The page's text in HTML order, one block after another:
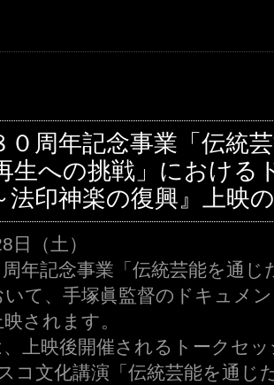
０周年記念事業「伝統
生への挑戦」における
法印神楽の復興』上映
日（土）
年記念事業「伝統芸能を通
て、手塚眞監督のドキュメ
されます。
上映後開催されるトークセ
コ文化講演「伝統芸能を通じ